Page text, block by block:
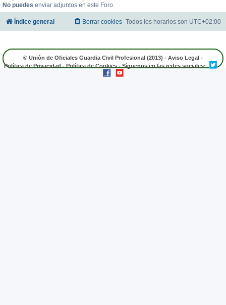
No puedes enviar adjuntos en este Foro
Índice general Todos los horarios son UTC+02:00
Borrar cookies
© Unión de Oficiales Guardia Civil Profesional (2013) - Aviso Legal -
Política de Privacidad-Política de Cookies- Síguenos en las redes sociales: